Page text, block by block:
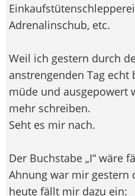
Adrenalinschub, etc.
Weil ich gestern durch
anstrengenden Tag echt
müde und ausgepowert
mehr schreiben.
Seht es mir nach.
Der Buchstabe „I“ wäre
Ahnung war mir gestern
heute fällt mir dazu ein: